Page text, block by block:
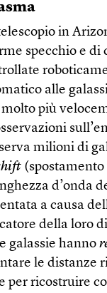
in
specchio e di
alle
molto più
milioni di
(spostamento
d’onda
a causa
della loro
galassie hanno
le distanze
per ricostruire